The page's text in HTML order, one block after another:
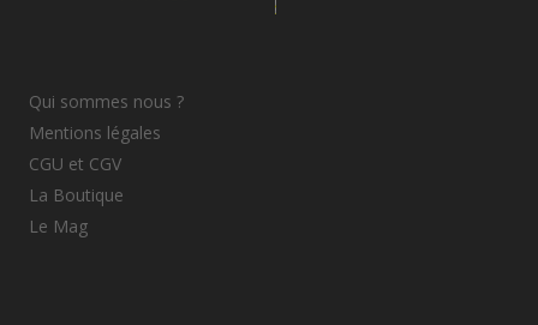
Qui sommes nous ?
Mentions légales
CGU et CGV
La Boutique
Le Mag